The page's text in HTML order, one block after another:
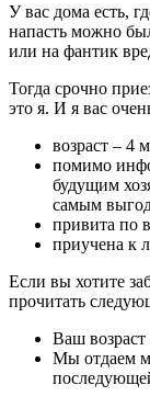
У вас дома есть,
напасть можно
или на фантик
Тогда срочно
это я. И я вас
возраст – 4
помимо
будущим
самым
привита по
приучена к
Если вы хотите
прочитать
Ваш возраст
Мы отдаем